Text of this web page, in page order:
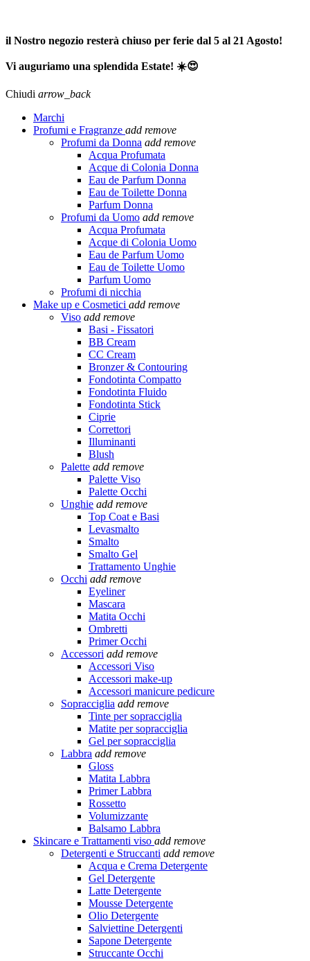
il Nostro negozio resterà chiuso per ferie dal 5 al 21 Agosto!
Vi auguriamo una splendida Estate! ☀️😍
Chiudi arrow_back
Marchi
Profumi e Fragranze add remove
Profumi da Donna add remove
Acqua Profumata
Acque di Colonia Donna
Eau de Parfum Donna
Eau de Toilette Donna
Parfum Donna
Profumi da Uomo add remove
Acqua Profumata
Acque di Colonia Uomo
Eau de Parfum Uomo
Eau de Toilette Uomo
Parfum Uomo
Profumi di nicchia
Make up e Cosmetici add remove
Viso add remove
Basi - Fissatori
BB Cream
CC Cream
Bronzer & Contouring
Fondotinta Compatto
Fondotinta Fluido
Fondotinta Stick
Ciprie
Correttori
Illuminanti
Blush
Palette add remove
Palette Viso
Palette Occhi
Unghie add remove
Top Coat e Basi
Levasmalto
Smalto
Smalto Gel
Trattamento Unghie
Occhi add remove
Eyeliner
Mascara
Matita Occhi
Ombretti
Primer Occhi
Accessori add remove
Accessori Viso
Accessori make-up
Accessori manicure pedicure
Sopracciglia add remove
Tinte per sopracciglia
Matite per sopracciglia
Gel per sopracciglia
Labbra add remove
Gloss
Matita Labbra
Primer Labbra
Rossetto
Volumizzante
Balsamo Labbra
Skincare e Trattamenti viso add remove
Detergenti e Struccanti add remove
Acqua e Crema Detergente
Gel Detergente
Latte Detergente
Mousse Detergente
Olio Detergente
Salviettine Detergenti
Sapone Detergente
Struccante Occhi